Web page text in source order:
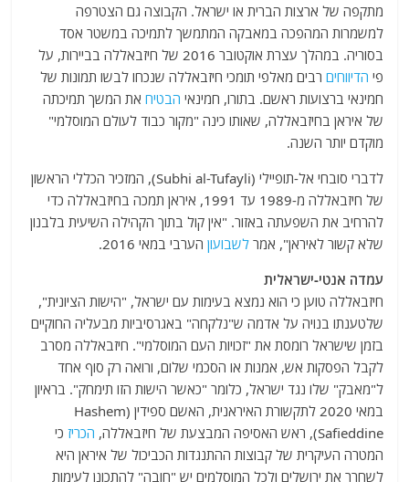
מתקפה של ארצות הברית או ישראל. הקבוצה גם הצטרפה
למשמרות המהפכה במאבקה המתמשך לתמיכה במשטר אסד
בסוריה. במהלך עצרת אוקטובר 2016 של חיזבאללה בביירות, על
פי הדיווחים רבים מאלפי תומכי חיזבאללה שנכחו לבשו תמונות של
חמינאי ברצועות ראשם. בתורו, חמינאי הבטיח את המשך תמיכתה
של איראן בחיזבאללה, שאותו כינה "מקור כבוד לעולם המוסלמי"
מוקדם יותר השנה.
לדברי סובחי אל-תופיילי (Subhi al-Tufayli), המזכיר הכללי הראשון
של חיזבאללה מ-1989 עד 1991, איראן תמכה בחיזבאללה כדי
להרחיב את השפעתה באזור. "אין קול בתוך הקהילה השיעית בלבנון
שלא קשור לאיראן", אמרלשבועון הערבי במאי 2016.
עמדה אנטי-ישראלית
חיזבאללה טוען כי הוא נמצא בעימות עם ישראל, "הישות הציונית",
שלטענתו בנויה על אדמה ש"נלקחה" באגרסיביות מבעליה החוקיים
בזמן שישראל רומסת את "זכויות העם המוסלמי". חיזבאללה מסרב
לקבל הפסקות אש, אמנות או הסכמי שלום, ורואה רק סוף אחד
ל"מאבק" שלו נגד ישראל, כלומר "כאשר הישות הזו תימחק". בראיון
במאי 2020 לתקשורת האיראנית, האשם ספידין (Hashem
Safieddine), ראש האסיפה המבצעת של חיזבאללה,
הכריז כי
המטרה העיקרית של קבוצות ההתנגדות הכביכול של איראן היא
לשחרר את ירושלים ולכל המוסלמים יש "חובה" להתכונן לעימות